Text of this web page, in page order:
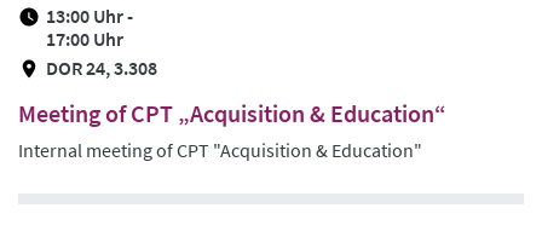
13:00 Uhr -
17:00 Uhr
DOR 24, 3.308
Meeting of CPT „Acquisition & Education“
Internal meeting of CPT "Acquisition & Education"